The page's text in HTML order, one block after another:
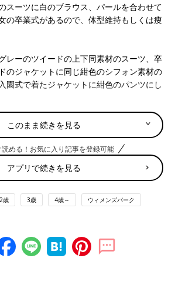
スーツに白のブラウス、パールを合わせて
の卒業式があるので、体型維持もしくは痩
レーのツイードの上下同素材のスーツ、卒
のジャケットに同じ紺色のシフォン素材の
園式で着たジャケットに紺色のパンツにし
プ持ってます。紺色のシフォンワンピース
黒ツイードジャケットの3点セットです入
ードで、卒園・卒業は落ち着いた紺色で揃
入学・卒業、中学校入学と同じ黒のパンツ
ットアップを購入していたので、すごく重
たけど、これだけ着ればもとはとれたか
このまま続きを見る
める！お気に入り記事を登録可能
アプリで続きを見る
2歳 3歳 4歳～ ウィメンズパーク